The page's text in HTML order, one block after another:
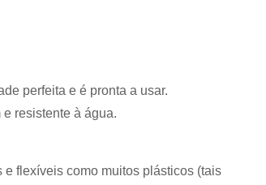
perfeita e é pronta a usar.
resistente à água.
flexíveis como muitos plásticos (tais